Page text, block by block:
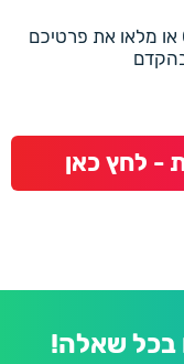
התקשרו אלינו למספר 073-7597187 או מלאו את פרטיכם
- לחץ כאן
בכל שאלה!